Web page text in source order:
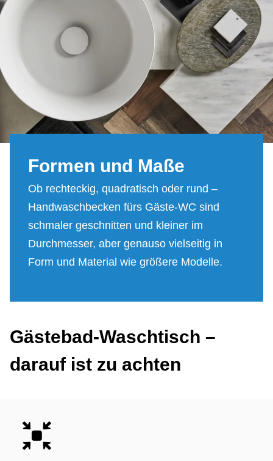
For­men und Maße
Ob rechteckig, quadratisch oder rund –
Handwaschbecken fürs Gäste-WC sind
schmaler geschnitten und kleiner im
Durchmesser, aber genauso vielseitig in
Form und Material wie größere Modelle.
Gä­ste­bad-Wasch­tisch –
dar­auf ist zu ach­ten
Bild